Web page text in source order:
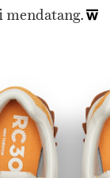
mendatang.